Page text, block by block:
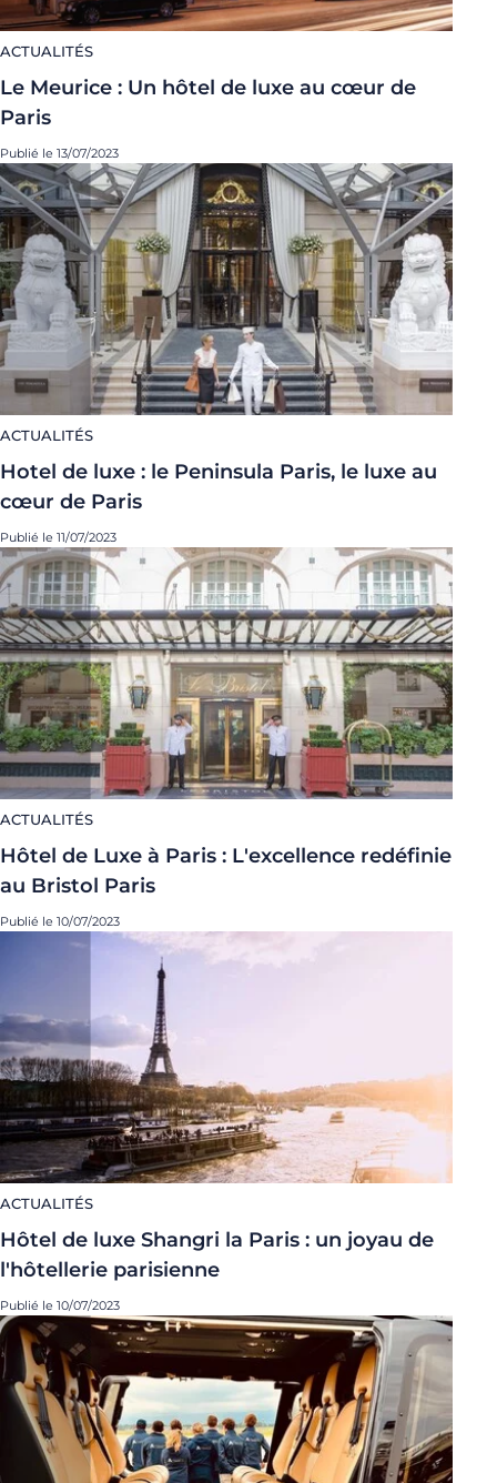
ACTUALITÉS
Le Meurice : Un hôtel de luxe au cœur de
Paris
Publié le 13/07/2023
ACTUALITÉS
Hotel de luxe : le Peninsula Paris, le luxe au
cœur de Paris
Publié le 11/07/2023
ACTUALITÉS
Hôtel de Luxe à Paris : L'excellence redéfinie
au Bristol Paris
Publié le 10/07/2023
ACTUALITÉS
Hôtel de luxe Shangri la Paris : un joyau de
l'hôtellerie parisienne
Publié le 10/07/2023